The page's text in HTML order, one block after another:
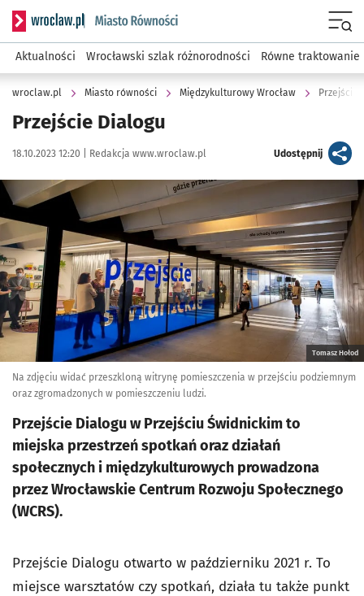
Serwis informacyjny wroclaw.pl podserwis: Miasto równości
Aktualności Wrocławski szlak różnorodności Równe traktowanie
wroclaw.pl Miasto równości Międzykulturowy Wrocław Przejście
Przejście Dialogu
Data publikacji:
18.10.2023 12:20 | Autor:
Redakcja www.wroclaw.pl Udostępnijartykuł
Kliknij, aby powiększyć
Tomasz Hołod
Na zdjęciu widać przeszkloną witrynę pomieszczenia w przejściu podziemnym
oraz zgromadzonych w pomieszczeniu ludzi.
Przejście Dialogu w Przejściu Świdnickim to
miejska przestrzeń spotkań oraz działań
społecznych i międzykulturowych prowadzona
przez Wrocławskie Centrum Rozwoju Społecznego
(WCRS).
Przejście Dialogu otwarto w październiku 2021 r. To
miejsce warsztatów czy spotkań, działa tu także punkt